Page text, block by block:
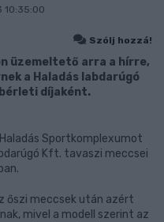
10:35:00
Szólj hozzá!
üzemeltető arra a hírre,
a Haladás labdarúgó
díjaként.
Sportkomplexumot
Kft. tavaszi meccsei
őszi meccsek után azért
mivel a modell szerint az